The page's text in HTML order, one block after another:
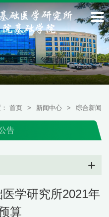
首页 > 新闻中心 > 综合新闻
告
学研究所2021年
算